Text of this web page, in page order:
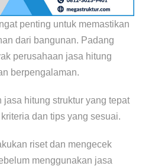
penting untuk memastikan
dari bangunan. Padang
perusahaan jasa hitung
berpengalaman.
jasa hitung struktur yang tepat
dan tips yang sesuai.
riset dan mengecek
menggunakan jasa